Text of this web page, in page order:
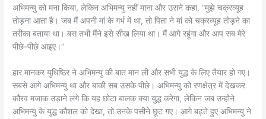
अभिमन्यु को मना किया, लेकिन अभिमन्यु नहीं माना और उसने कहा, “मुझे चक्रव्यूह
तोड़ना आता है। जब मैं अपनी मां के गर्भ में था, तो पिता ने मां को चक्रव्यूह तोड़ने का
तरीका बताया था। बस तभी मैंने इसे सीख लिया था। मैं आगे रहूंगा और आप सब मेरे
पीछे-पीछे आइए।”
हार मानकर युधिष्ठिर ने अभिमन्यु की बात मान ली और सभी युद्ध के लिए तैयार हो गए।
सबसे आगे अभिमन्यु था और बाकी सब उसके पीछे। अभिमन्यु को रणक्षेत्र में देखकर
कौरव मजाक उड़ाने लगे कि यह छोटा बालक क्या युद्ध करेगा, लेकिन जब उन्होंने
अभिमन्यु के युद्ध कौशल को देखा, तो उनके पसीने छूट गए। आगे बढ़ते हुए अभिमन्यु ने